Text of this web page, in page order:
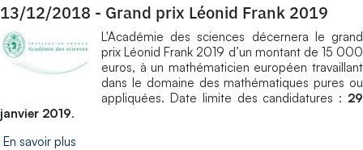
13/12/2018 - Grand prix Léonid Frank 2019
L'Académie des sciences décernera le grand
prix Léonid Frank 2019 d’un montant de 15 000
euros, à un mathématicien européen travaillant
dans le domaine des mathématiques pures ou
appliquées. Date limite des candidatures : 29
janvier 2019.
En savoir plus